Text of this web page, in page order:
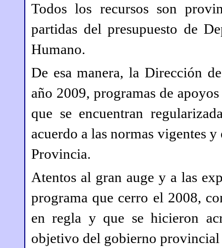
Todos los recursos son
partidas del presupuesto de
Humano.
De esa manera, la Dirección
año 2009, programas de
que se encuentran
acuerdo a las normas vigentes
Provincia.
Atentos al gran auge y a las
programa que cerro el 2008,
en regla y que se hicieron
objetivo del gobierno